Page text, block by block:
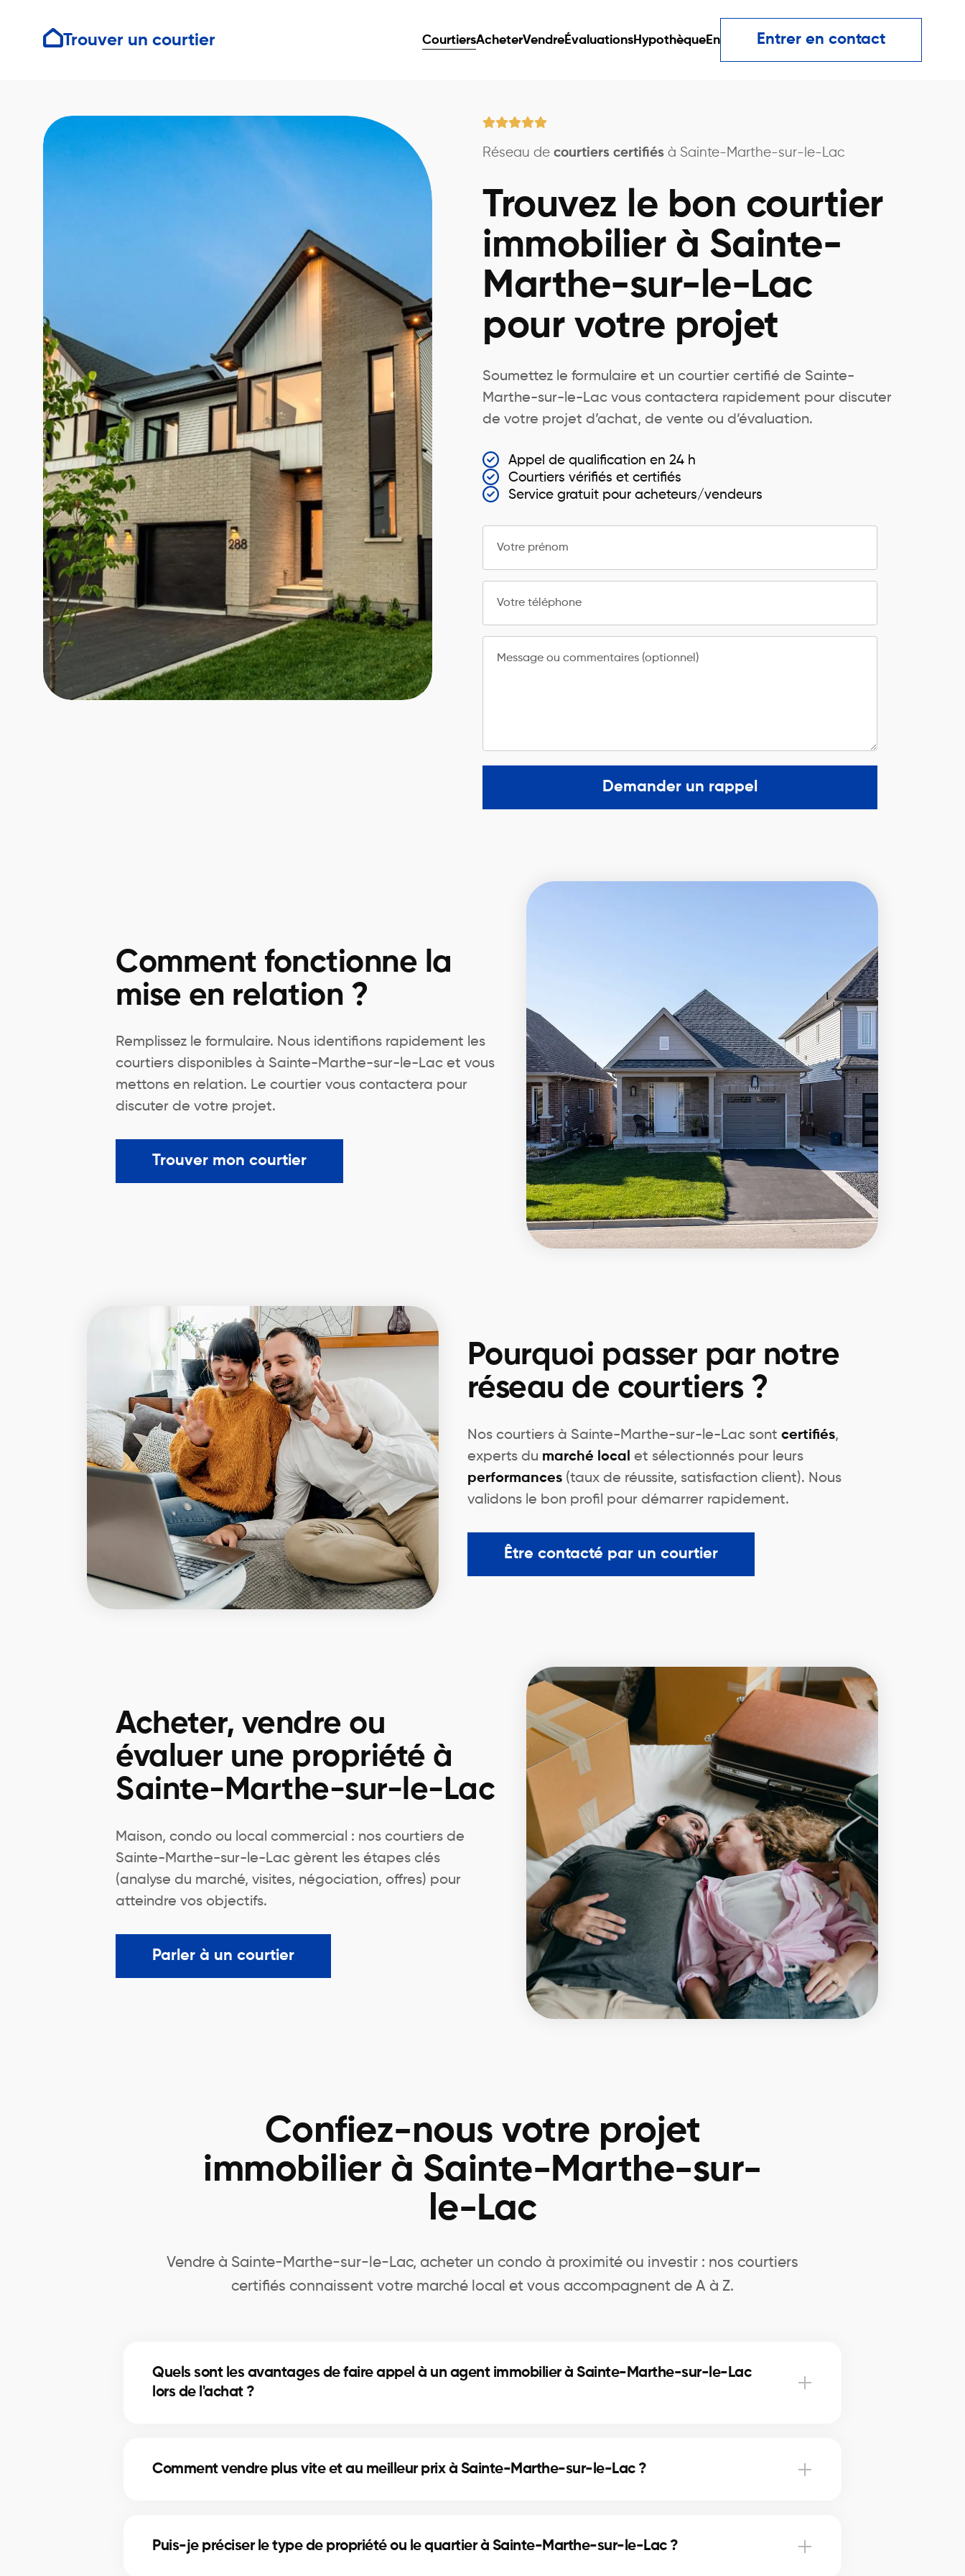
Trouver un courtier CourtiersAcheterVendreÉvaluationsHypothèqueEn Entrer en contact
Réseau de courtiers certifiés à Sainte-Marthe-sur-le-Lac
Trouvez le bon courtier
immobilier à Sainte-
Marthe-sur-le-Lac
pour votre projet
Soumettez le formulaire et un courtier certifié de Sainte-
Marthe-sur-le-Lac vous contactera rapidement pour discuter
de votre projet d’achat, de vente ou d’évaluation.
Appel de qualification en 24 h
Courtiers vérifiés et certifiés
Service gratuit pour acheteurs/vendeurs
Votre prénom
Votre téléphone
Message ou commentaires (optionnel)
Demander un rappel
Comment fonctionne la
mise en relation ?
Remplissez le formulaire. Nous identifions rapidement les
courtiers disponibles à Sainte-Marthe-sur-le-Lac et vous
mettons en relation. Le courtier vous contactera pour
discuter de votre projet.
Trouver mon courtier
Pourquoi passer par notre
réseau de courtiers ?
Nos courtiers à Sainte-Marthe-sur-le-Lac sont certifiés,
experts du marché local et sélectionnés pour leurs
performances(taux de réussite, satisfaction client). Nous
validons le bon profil pour démarrer rapidement.
Être contacté par un courtier
Acheter, vendre ou
évaluer une propriété à
Sainte-Marthe-sur-le-Lac
Maison, condo ou local commercial : nos courtiers de
Sainte-Marthe-sur-le-Lac gèrent les étapes clés
(analyse du marché, visites, négociation, offres) pour
atteindre vos objectifs.
Parler à un courtier
Confiez-nous votre projet
immobilier à Sainte-Marthe-sur-
le-Lac
Vendre à Sainte-Marthe-sur-le-Lac, acheter un condo à proximité ou investir : nos courtiers
certifiés connaissent votre marché local et vous accompagnent de A à Z.
Quels sont les avantages de faire appel à un agent immobilier à Sainte-Marthe-sur-le-Lac
lors de l'achat ?
Comment vendre plus vite et au meilleur prix à Sainte-Marthe-sur-le-Lac ?
Puis-je préciser le type de propriété ou le quartier à Sainte-Marthe-sur-le-Lac ?